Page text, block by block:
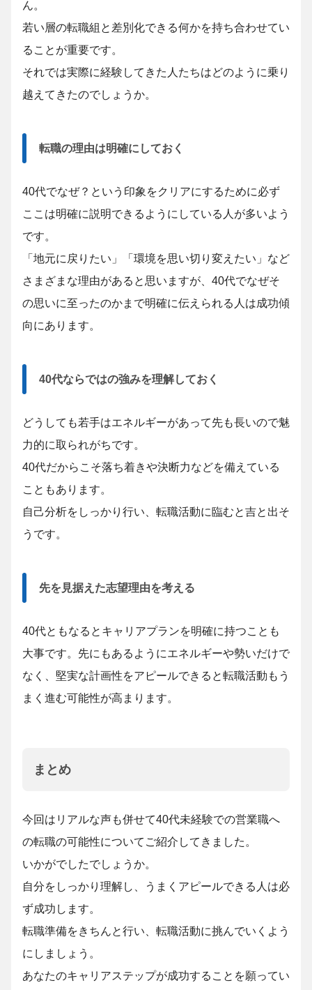
ん。
若い層の転職組と差別化できる何かを持ち合わせてい
ることが重要です。
それでは実際に経験してきた人たちはどのように乗り
越えてきたのでしょうか。
転職の理由は明確にしておく
40代でなぜ？という印象をクリアにするために必ず
ここは明確に説明できるようにしている人が多いよう
です。
「地元に戻りたい」「環境を思い切り変えたい」など
さまざまな理由があると思いますが、40代でなぜそ
の思いに至ったのかまで明確に伝えられる人は成功傾
向にあります。
40代ならではの強みを理解しておく
どうしても若手はエネルギーがあって先も長いので魅
力的に取られがちです。
40代だからこそ落ち着きや決断力などを備えている
こともあります。
自己分析をしっかり行い、転職活動に臨むと吉と出そ
うです。
先を見据えた志望理由を考える
40代ともなるとキャリアプランを明確に持つことも
大事です。先にもあるようにエネルギーや勢いだけで
なく、堅実な計画性をアピールできると転職活動もう
まく進む可能性が高まります。
まとめ
今回はリアルな声も併せて40代未経験での営業職へ
の転職の可能性についてご紹介してきました。
いかがでしたでしょうか。
自分をしっかり理解し、うまくアピールできる人は必
ず成功します。
転職準備をきちんと行い、転職活動に挑んでいくよう
にしましょう。
あなたのキャリアステップが成功することを願ってい